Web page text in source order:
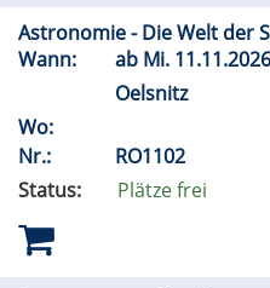
Astronomie - Die Welt der
Wann:
ab Mi.
Oelsnitz
Wo:
Nr.:
RO1102
Status:
Plätze frei